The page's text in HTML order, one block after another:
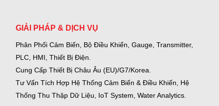
GIẢI PHÁP & DỊCH VỤ
Phân Phối Cảm Biến, Bộ Điều Khiển, Gauge, Transmitter,
PLC, HMI, Thiết Bị Điện.
Cung Cấp Thiết Bị Châu Âu (EU)/G7/Korea.
Tư Vấn Tích Hợp Hệ Thống Cảm Biến & Điều Khiển, Hệ
Thống Thu Thập Dữ Liệu, IoT System, Water Analytics.